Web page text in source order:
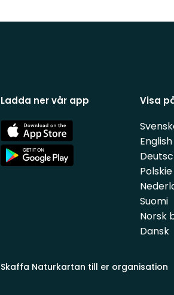
Ladda ner vår app
App
Store
App
Store
Visa
English
Polskie
Suomi
Norsk
Dansk
Skaffa Naturkartan till er organisation